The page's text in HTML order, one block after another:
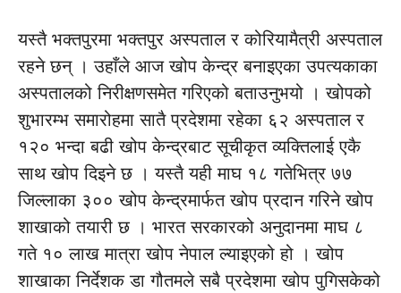
यस्तै भक्तपुरमा भक्तपुर अस्पताल र कोरियामैत्री अस्पताल
रहने छन् । उहाँले आज खोप केन्द्र बनाइएका उपत्यकाका
अस्पतालको निरीक्षणसमेत गरिएको बताउनुभयो । खोपको
शुभारम्भ समारोहमा सातै प्रदेशमा रहेका ६२ अस्पताल र
१२० भन्दा बढी खोप केन्द्रबाट सूचीकृत व्यक्तिलाई एकै
साथ खोप दिइने छ । यस्तै यही माघ १८ गतेभित्र ७७
जिल्लाका ३०० खोप केन्द्रमार्फत खोप प्रदान गरिने खोप
शाखाको तयारी छ । भारत सरकारको अनुदानमा माघ ८
गते १० लाख मात्रा खोप नेपाल ल्याइएको हो । खोप
शाखाका निर्देशक डा गौतमले सबै प्रदेशमा खोप पुगिसकेको